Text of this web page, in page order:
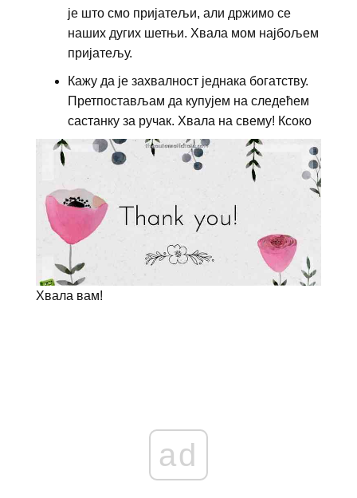
је што смо пријатељи, али држимо се
наших дугих шетњи. Хвала мом најбољем
пријатељу.
Кажу да је захвалност једнака богатству.
Претпостављам да купујем на следећем
састанку за ручак. Хвала на свему! Ксоко
Хвала вам!
ad